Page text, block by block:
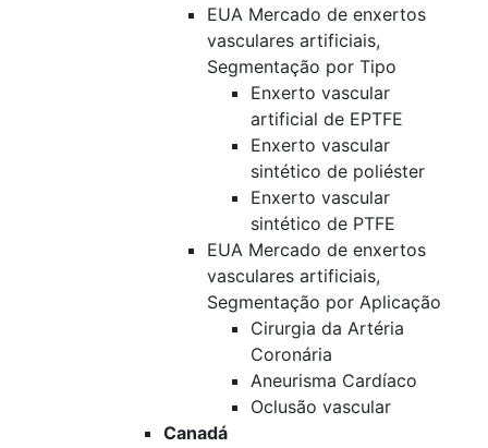
EUA Mercado de enxertos
vasculares artificiais,
Segmentação por Tipo
Enxerto vascular
artificial de EPTFE
Enxerto vascular
sintético de poliéster
Enxerto vascular
sintético de PTFE
EUA Mercado de enxertos
vasculares artificiais,
Segmentação por Aplicação
Cirurgia da Artéria
Coronária
Aneurisma Cardíaco
Oclusão vascular
Canadá